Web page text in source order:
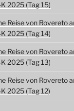
2025 (Tag 15)
Reise von Rovereto
2025 (Tag 14)
Reise von Rovereto
2025 (Tag 13)
Reise von Rovereto
2025 (Tag 12)